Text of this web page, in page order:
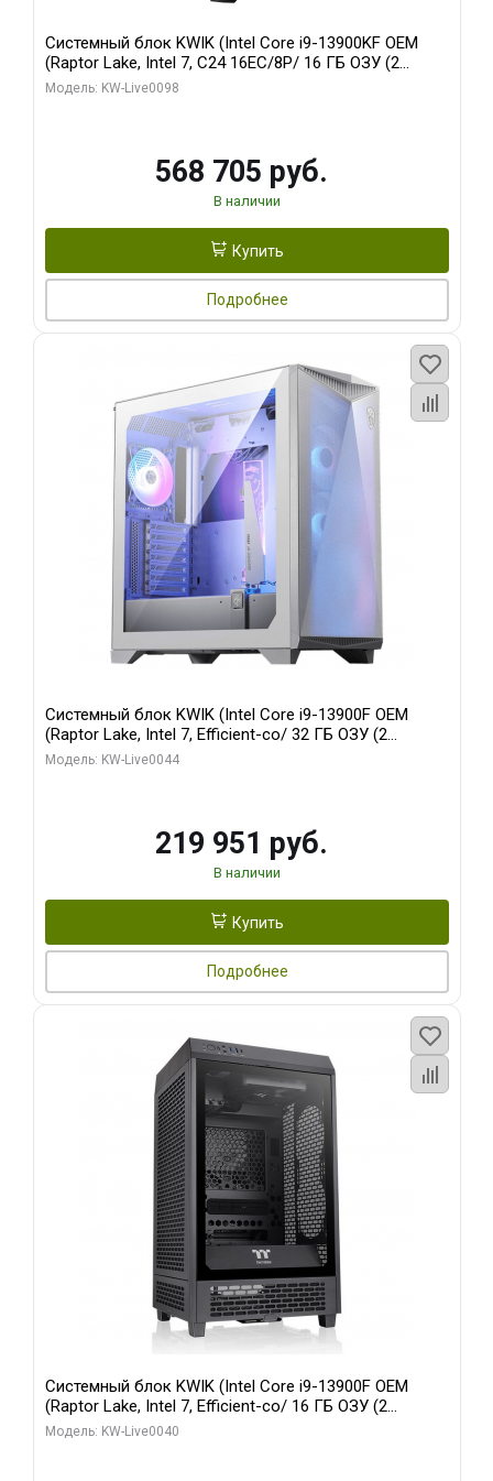
Системный блок KWIK (Intel Core i9-13900KF OEM
(Raptor Lake, Intel 7, C24 16EC/8P/ 16 ГБ ОЗУ (2
модуля)/ Afox RTX4090 24GB GDDR6X 384-Bit 3xDP
Модель: KW-Live0098
568 705 руб.
В наличии
Купить
Подробнее
Системный блок KWIK (Intel Core i9-13900F OEM
(Raptor Lake, Intel 7, Efficient-co/ 32 ГБ ОЗУ (2
модуля)/ Gigabyte RTX5070Ti AERO OC 16GB GDDR7
Модель: KW-Live0044
219 951 руб.
В наличии
Купить
Подробнее
Системный блок KWIK (Intel Core i9-13900F OEM
(Raptor Lake, Intel 7, Efficient-co/ 16 ГБ ОЗУ (2
модуля)/ Gigabyte RTX5070 GAMING OC 12GB GDDR7
Модель: KW-Live0040